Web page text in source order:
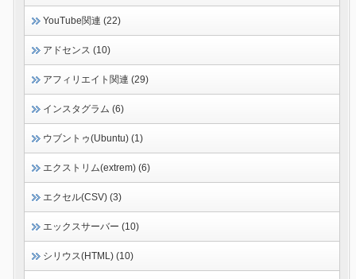
YouTube関連 (22)
アドセンス (10)
アフィリエイト関連 (29)
インスタグラム (6)
ウブントゥ(Ubuntu) (1)
エクストリム(extrem) (6)
エクセル(CSV) (3)
エックスサーバー (10)
シリウス(HTML) (10)